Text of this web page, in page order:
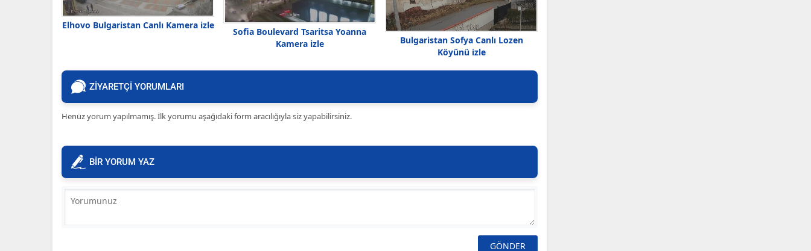
Elhovo Bulgaristan Canlı Kamera izle
Sofia Boulevard Tsaritsa Yoanna
Kamera izle
Bulgaristan Sofya Canlı Lozen
Köyünü izle
ZİYARETÇİ YORUMLARI
Henüz yorum yapılmamış. İlk yorumu aşağıdaki form aracılığıyla siz yapabilirsiniz.
BİR YORUM YAZ